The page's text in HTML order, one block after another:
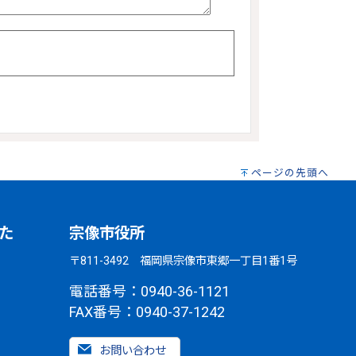
ページの先頭へ
宗像市役所
〒811-3492 福岡県宗像市東郷一丁目1番1号
電話番号：0940-36-1121
FAX番号：0940-37-1242
お問い合わせ